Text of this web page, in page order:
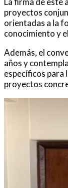
proyectos
orientadas a la
conocimiento y
Además, el
años y
específicos para
proyectos